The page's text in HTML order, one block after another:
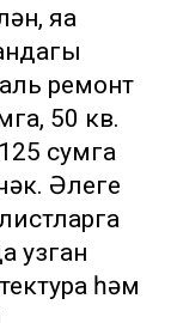
яңа
ремонт
50 кв.
сумга
Әлеге
узган
һәм